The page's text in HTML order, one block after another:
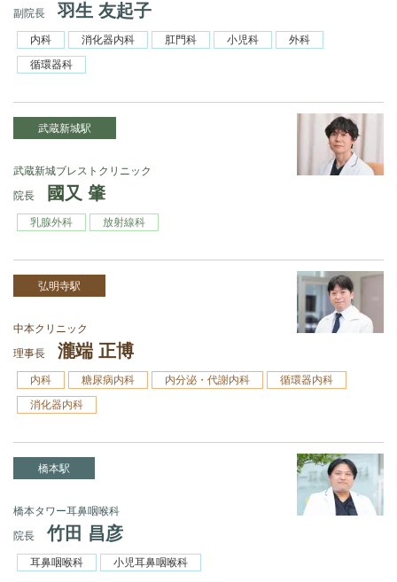
副院長 羽生 友起子
内科 消化器内科 肛門科 小児科
外科
循環器科
武蔵新城駅
武蔵新城ブレストクリニック
院長
國又 肇
乳腺外科 放射線科
弘明寺駅
中本クリニック
理事長
瀧端 正博
内科 糖尿病内科 内分泌・代謝内科
循環器内科
消化器内科
橋本駅
橋本タワー耳鼻咽喉科
院長
竹田 昌彦
耳鼻咽喉科 小児耳鼻咽喉科